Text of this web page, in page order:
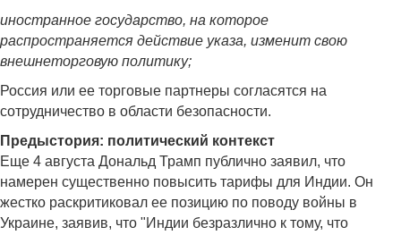
иностранное государство, на которое
распространяется действие указа, изменит свою
внешнеторговую политику;
Россия или ее торговые партнеры согласятся на
сотрудничество в области безопасности.
Предыстория: политический контекст
Еще 4 августа Дональд Трамп публично заявил, что
намерен существенно повысить тарифы для Индии. Он
жестко раскритиковал ее позицию по поводу войны в
Украине, заявив, что "Индии безразлично к тому, что